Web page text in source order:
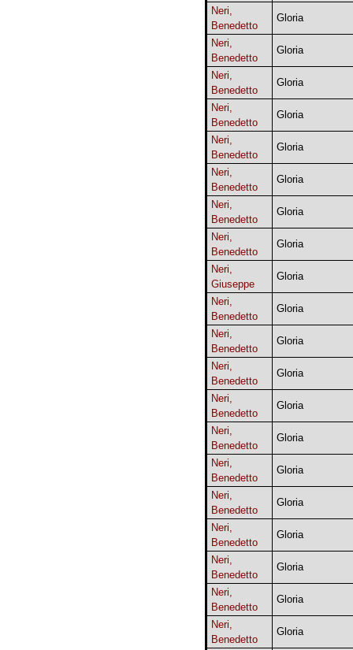
Neri,
Benedetto
Gloria
Neri,
Benedetto
Gloria
Neri,
Benedetto
Gloria
Neri,
Benedetto
Gloria
Neri,
Benedetto
Gloria
Neri,
Benedetto
Gloria
Neri,
Benedetto
Gloria
Neri,
Benedetto
Gloria
Neri,
Giuseppe
Gloria
Neri,
Benedetto
Gloria
Neri,
Benedetto
Gloria
Neri,
Benedetto
Gloria
Neri,
Benedetto
Gloria
Neri,
Benedetto
Gloria
Neri,
Benedetto
Gloria
Neri,
Benedetto
Gloria
Neri,
Benedetto
Gloria
Neri,
Benedetto
Gloria
Neri,
Benedetto
Gloria
Neri,
Benedetto
Gloria